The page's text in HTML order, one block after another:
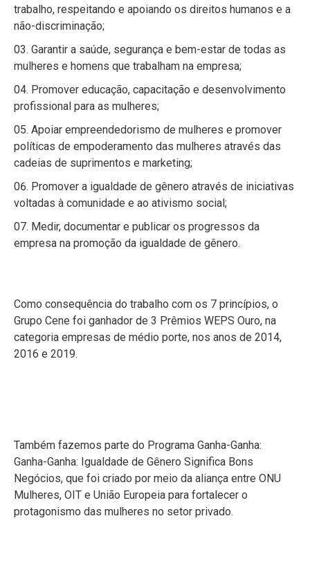
trabalho, respeitando e apoiando os direitos humanos e a
não-discriminação;
Garantir a saúde, segurança e bem-estar de todas as
mulheres e homens que trabalham na empresa;
Promover educação, capacitação e desenvolvimento
profissional para as mulheres;
Apoiar empreendedorismo de mulheres e promover
políticas de empoderamento das mulheres através das
cadeias de suprimentos e marketing;
Promover a igualdade de gênero através de iniciativas
voltadas à comunidade e ao ativismo social;
Medir, documentar e publicar os progressos da
empresa na promoção da igualdade de gênero.
Como consequência do trabalho com os 7 princípios, o
Grupo Cene foi ganhador de 3 Prêmios WEPS Ouro, na
categoria empresas de médio porte, nos anos de 2014,
2016 e 2019.
Também fazemos parte do Programa Ganha-Ganha:
Ganha-Ganha: Igualdade de Gênero Significa Bons
Negócios, que foi criado por meio da aliança entre ONU
Mulheres, OIT e União Europeia para fortalecer o
protagonismo das mulheres no setor privado.